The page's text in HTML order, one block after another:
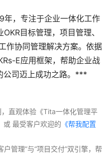
年，专注于企业一体化工作
目标管理，项目管理、
作协同管理解决方案。依据
E应用框架，帮助企业战
公司迈上成功之路。***
，直观体验《Tita一体化管理平
或 最受客户欢迎的 《帮我配置